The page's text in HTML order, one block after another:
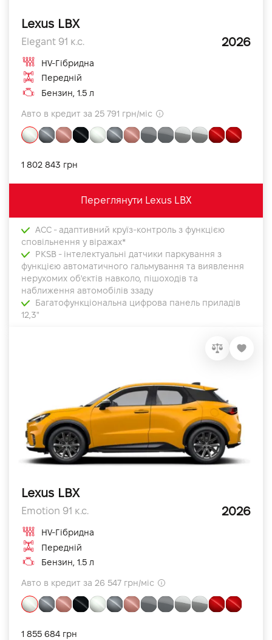
Lexus LBX
Elegant 91 к.с. 2026
HV-Гібридна
Передній
Бензин, 1.5 л
Авто в кредит за 25 791 грн/міс
1 802 843 грн
Переглянути Lexus LBX
ACC - адаптивний круїз-контроль з функцією
сповільнення у віражах*
PKSB - інтелектуальні датчики паркування з
функцією автоматичного гальмування та виявлення
нерухомих об'єктів навколо, пішоходів та
наближення автомобілів ззаду
Багатофункціональна цифрова панель приладів
12,3"
Lexus LBX
Emotion 91 к.с. 2026
HV-Гібридна
Передній
Бензин, 1.5 л
Авто в кредит за 26 547 грн/міс
1 855 684 грн